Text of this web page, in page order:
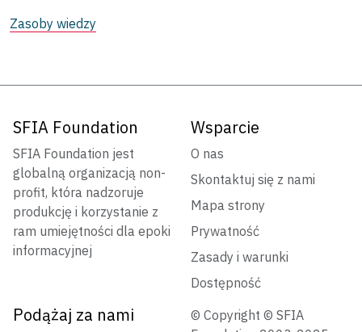
Zasoby wiedzy
SFIA Foundation
SFIA Foundation jest
globalną organizacją non-
profit, która nadzoruje
produkcję i korzystanie z
ram umiejętności dla epoki
informacyjnej
Wsparcie
O nas
Skontaktuj się z nami
Mapa strony
Prywatność
Zasady i warunki
Dostępność
Podążaj za nami
© Copyright © SFIA